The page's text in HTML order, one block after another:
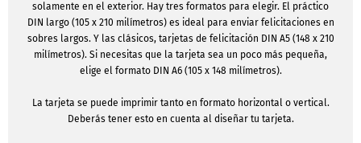
solamente en el exterior. Hay tres formatos para elegir. El práctico
DIN largo (105 x 210 milímetros) es ideal para enviar felicitaciones en
sobres largos. Y las clásicos, tarjetas de felicitación DIN A5 (148 x 210
milímetros). Si necesitas que la tarjeta sea un poco más pequeña,
elige el formato DIN A6 (105 x 148 milímetros).
La tarjeta se puede imprimir tanto en formato horizontal o vertical.
Deberás tener esto en cuenta al diseñar tu tarjeta.